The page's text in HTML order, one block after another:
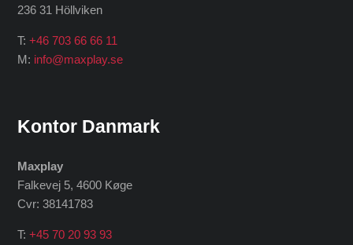
236 31 Höllviken
T:+46 703 66 66 11
M: info@maxplay.se
Kontor Danmark
Maxplay
Falkevej 5, 4600 Køge
Cvr: 38141783
T:+45 70 20 93 93